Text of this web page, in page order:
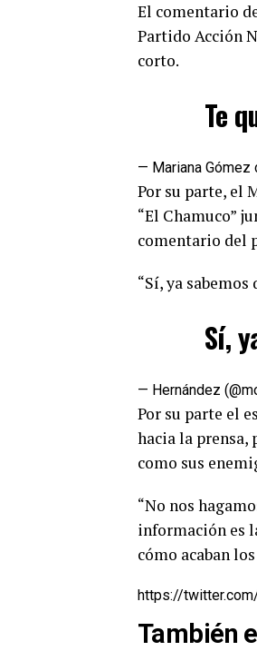
El comentario
Partido Acción
corto.
Te
— Mariana Gómez
Por su parte, el
“El Chamuco”
comentario del
“Sí, ya
Sí,
— Hernández
Por su parte el
hacia la prensa,
como sus
“No nos
información es
cómo acaban
https://
También